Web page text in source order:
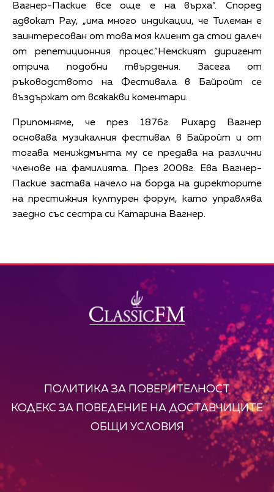
Вагнер-Паские все още е на върха”. Според
адвокат Рау, „има много индикации, че Тилеман е
заинтересован от това моя клиент да стои далеч
от репетиционния процес.”Немският диригент
отрича подобни твърдения. Засега от
ръководството на Фестивала в Байройт се
въздържат от всякакви коментари.
Припомняме, че през 1876г. Рихард Вагнер
основава музикалния фестивал в Байройт и от
тогава мениждмънта му се предава на различни
членове на фамилията. През 2008г. Ева Вагнер-
Паские застава начело на борда на директорите
на престижния културен форум, като управлява
заедно със сестра си Катарина Вагнер.
ПОЛИТИКА ЗА ПОВЕРИТЕЛНОСТ
КОДЕКС ЗА ПОВЕДЕНИЕ НА ДОСТАВЧИЦИТЕ
ОБЩИ УСЛОВИЯ